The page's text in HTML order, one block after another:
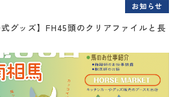
お知らせ
式グッズ】FH45頭のクリアファイルと長